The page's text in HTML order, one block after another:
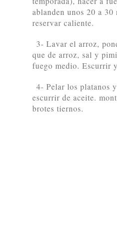
ablanden unos 20 a
reservar caliente.
3- Lavar el arroz,
que de arroz, sal y
fuego medio. Escurrir
4- Pelar los platanos
escurrir de aceite.
brotes tiernos.